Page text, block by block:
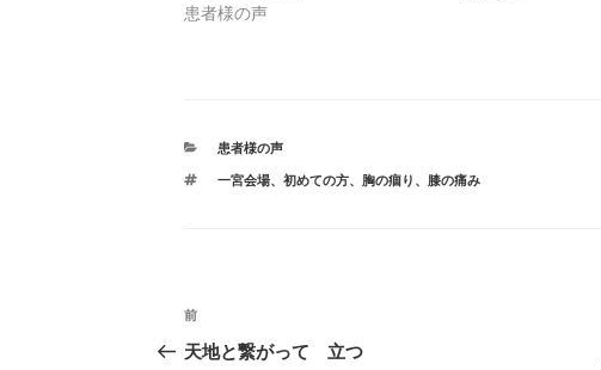
患者様の声
カ
ゴ
患者様の声
タ
一宮会場、 初めての方、 胸の痼り 、 膝の痛み
稿
ナ
前
の
前
天地と繋がって 立つ